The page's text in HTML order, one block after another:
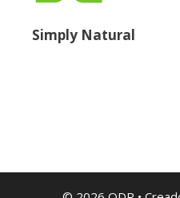
Simply Natural